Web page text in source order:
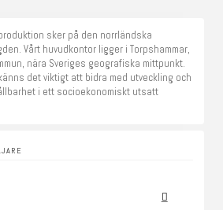
sker på den norrländska
Vårt huvudkontor ligger i Torpshammar,
nära Sveriges geografiska mittpunkt.
det viktigt att bidra med utveckling och
i ett socioekonomiskt utsatt